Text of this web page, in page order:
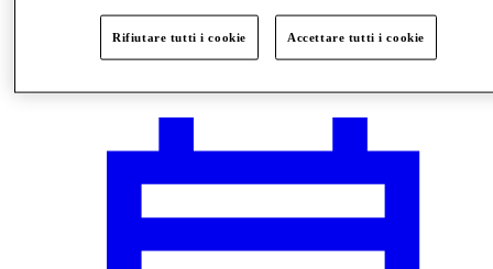
Vieni a trovarci
Rifiutare tutti i cookie Accettare tutti i cookie